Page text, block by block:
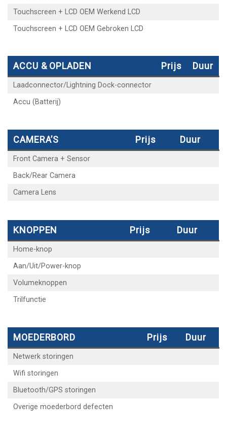
Touchscreen + LCD OEM Werkend LCD
Touchscreen + LCD OEM Gebroken LCD
ACCU & OPLADEN Prijs Duur
Laadconnector/Lightning Dock-connector
Accu (Batterij)
CAMERA’S Prijs Duur
Front Camera + Sensor
Back/Rear Camera
Camera Lens
KNOPPEN Prijs Duur
Home-knop
Aan/Uit/Power-knop
Volumeknoppen
Trilfunctie
MOEDERBORD Prijs Duur
Netwerk storingen
Wifi storingen
Bluetooth/GPS storingen
Overige moederbord defecten